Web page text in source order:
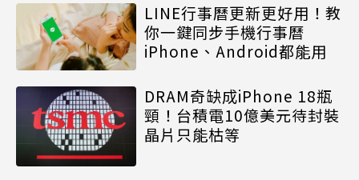
LINE行事曆更新更好用！教
你一鍵同步手機行事曆
iPhone、Android都能用
DRAM奇缺成iPhone 18瓶
頸！台積電10億美元待封裝
晶片只能枯等